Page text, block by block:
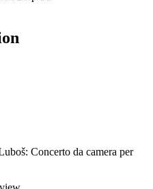
Concerto da camera per